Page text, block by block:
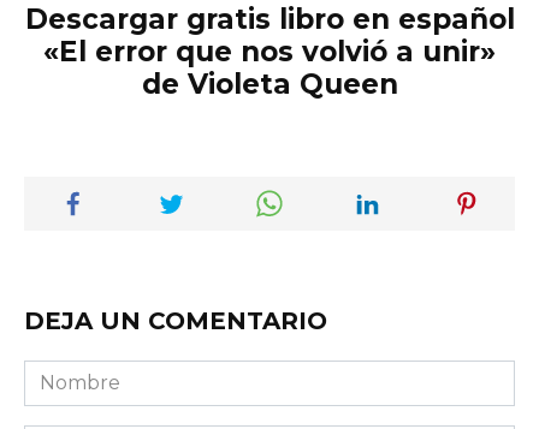
Descargar gratis libro en español
«El error que nos volvió a unir»
de Violeta Queen
DEJA UN COMENTARIO
Nombre